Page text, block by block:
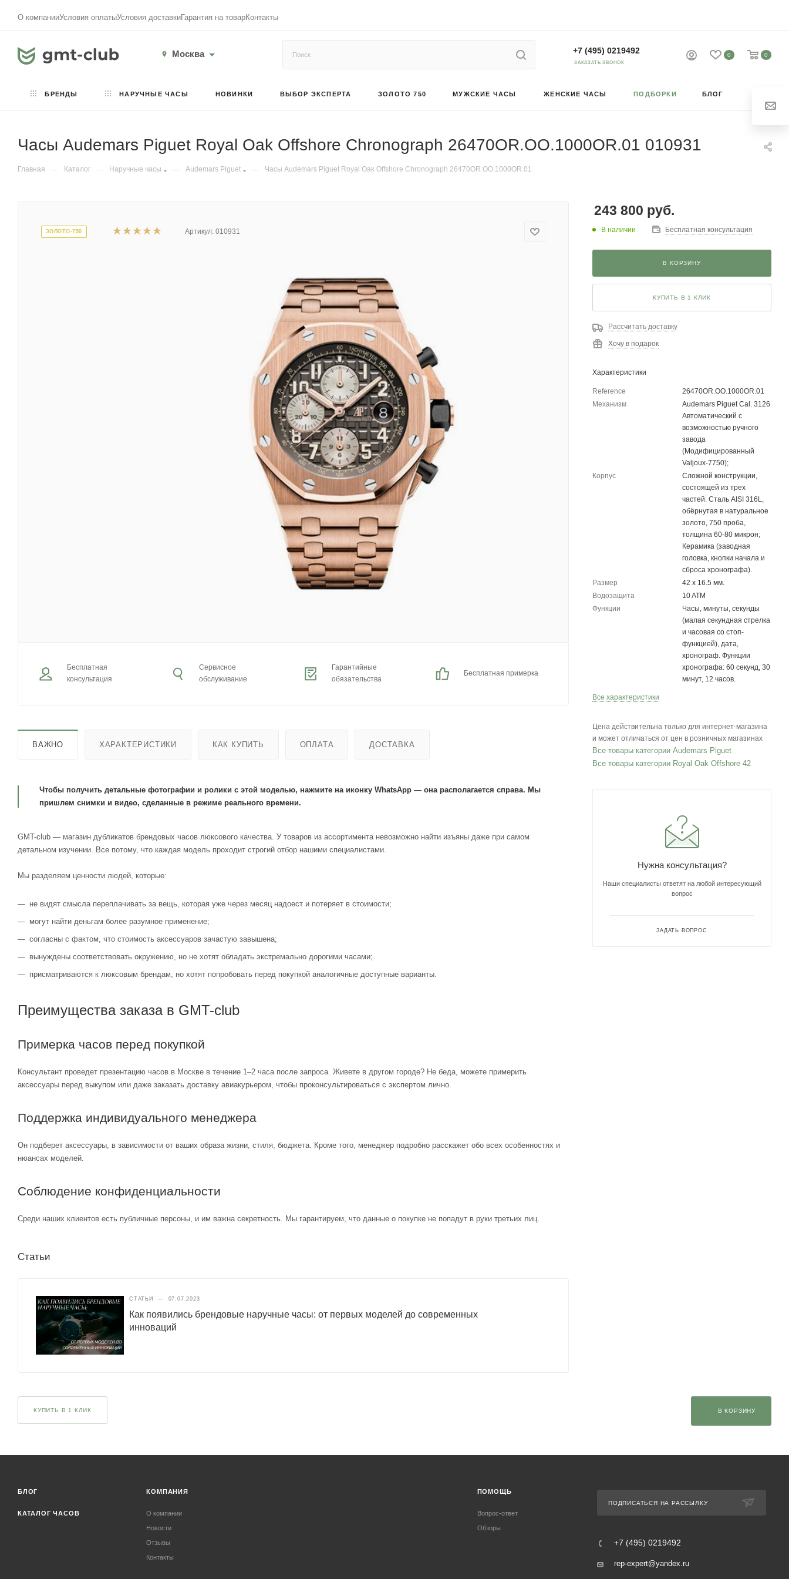
О компанииУсловия оплатыУсловия доставкиГарантия на товарКонтакты
Москва 0 0
+7 (495) 0219492
ЗАКАЗАТЬ ЗВОНОК
БРЕНДЫ НАРУЧНЫЕ ЧАСЫ НОВИНКИ ВЫБОР ЭКСПЕРТА ЗОЛОТО 750 МУЖСКИЕ ЧАСЫ ЖЕНСКИЕ ЧАСЫ ПОДБОРКИ БЛОГ
Часы Audemars Piguet Royal Oak Offshore Chronograph 26470OR.OO.1000OR.01 010931
Главная — Каталог — Наручные часы — Audemars Piguet — Часы Audemars Piguet Royal Oak Offshore Chronograph 26470OR.OO.1000OR.01
ЗОЛОТО-750 Артикул: 010931
Бесплатная
консультация
Сервисное
обслуживание
Гарантийные
обязательства
Бесплатная примерка
ВАЖНО ХАРАКТЕРИСТИКИ КАК КУПИТЬ ОПЛАТА ДОСТАВКА
Чтобы получить детальные фотографии и ролики с этой моделью, нажмите на иконку WhatsApp — она располагается справа. Мы
пришлем снимки и видео, сделанные в режиме реального времени.
GMT-club — магазин дубликатов брендовых часов люксового качества. У товаров из ассортимента невозможно найти изъяны даже при самом
детальном изучении. Все потому, что каждая модель проходит строгий отбор нашими специалистами.
Мы разделяем ценности людей, которые:
не видят смысла переплачивать за вещь, которая уже через месяц надоест и потеряет в стоимости;
могут найти деньгам более разумное применение;
согласны с фактом, что стоимость аксессуаров зачастую завышена;
вынуждены соответствовать окружению, но не хотят обладать экстремально дорогими часами;
присматриваются к люксовым брендам, но хотят попробовать перед покупкой аналогичные доступные варианты.
Преимущества заказа в GMT-club
Примерка часов перед покупкой
Консультант проведет презентацию часов в Москве в течение 1–2 часа после запроса. Живете в другом городе? Не беда, можете примерить
аксессуары перед выкупом или даже заказать доставку авиакурьером, чтобы проконсультироваться с экспертом лично.
Поддержка индивидуального менеджера
Он подберет аксессуары, в зависимости от ваших образа жизни, стиля, бюджета. Кроме того, менеджер подробно расскажет обо всех особенностях и
нюансах моделей.
Соблюдение конфиденциальности
Среди наших клиентов есть публичные персоны, и им важна секретность. Мы гарантируем, что данные о покупке не попадут в руки третьих лиц.
Статьи
СТАТЬИ — 07.07.2023
Как появились брендовые наручные часы: от первых моделей до современных
инноваций
243 800 руб.
В наличии Бесплатная консультация
В КОРЗИНУ
КУПИТЬ В 1 КЛИК
Рассчитать доставку
Хочу в подарок
Характеристики
Reference
26470OR.OO.1000OR.01
Механизм
Audemars Piguet Cal. 3126
Автоматический с
возможностью ручного
завода
(Модифицированный
Valjoux-7750);
Корпус
Сложной конструкции,
состоящей из трех
частей. Сталь AISI 316L,
обёрнутая в натуральное
золото, 750 проба,
толщина 60-80 микрон;
Керамика (заводная
головка, кнопки начала и
сброса хронографа).
Размер
42 х 16.5 мм.
Водозащита
10 ATM
Функции
Часы, минуты, секунды
(малая секундная стрелка
и часовая со стоп-
функцией), дата,
хронограф. Функции
хронографа: 60 секунд, 30
минут, 12 часов.
Все характеристики
Цена действительна только для интернет-магазина
и может отличаться от цен в розничных магазинах
Все товары категории Audemars Piguet
Все товары категории Royal Oak Offshore 42
Нужна консультация?
Наши специалисты ответят на любой интересующий
вопрос
ЗАДАТЬ ВОПРОС
КУПИТЬ В 1 КЛИК В КОРЗИНУ
БЛОГ
КАТАЛОГ ЧАСОВ
КОМПАНИЯ
О компании
Новости
Отзывы
Контакты
ПОМОЩЬ
Вопрос-ответ
Обзоры
ПОДПИСАТЬСЯ НА РАССЫЛКУ
+7 (495) 0219492
rep-expert@yandex.ru